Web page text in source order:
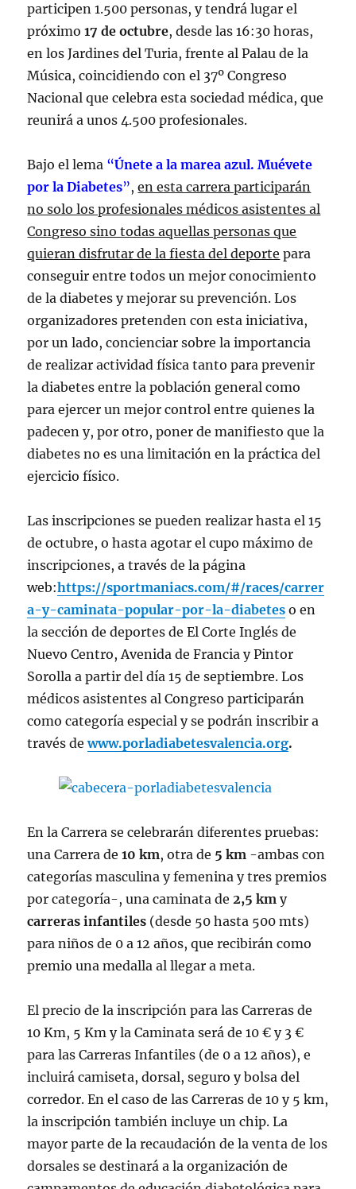
participen 1.500 personas, y tendrá lugar el
próximo17 de octubre, desde las 16:30 horas,
en los Jardines del Turia, frente al Palau de la
Música, coincidiendo con el 37º Congreso
Nacional que celebra esta sociedad médica, que
reunirá a unos 4.500 profesionales.
Bajo el lema “Únete a la marea azul. Muévete
por la Diabetes”,en esta carrera participarán
no solo los profesionales médicos asistentes al
Congreso sino todas aquellas personas que
quieran disfrutar de la fiesta del deporte para
conseguir entre todos un mejor conocimiento
de la diabetes y mejorar su prevención. Los
organizadores pretenden con esta iniciativa,
por un lado, concienciar sobre la importancia
de realizar actividad física tanto para prevenir
la diabetes entre la población general como
para ejercer un mejor control entre quienes la
padecen y, por otro, poner de manifiesto que la
diabetes no es una limitación en la práctica del
ejercicio físico.
Las inscripciones se pueden realizar hasta el 15
de octubre, o hasta agotar el cupo máximo de
inscripciones, a través de la página
web:https://sportmaniacs.com/#/races/carrer
a-y-caminata-popular-por-la-diabetes o en
la sección de deportes de El Corte Inglés de
Nuevo Centro, Avenida de Francia y Pintor
Sorolla a partir del día 15 de septiembre. Los
médicos asistentes al Congreso participarán
como categoría especial y se podrán inscribir a
través dewww.porladiabetesvalencia.org.
En la Carrera se celebrarán diferentes pruebas:
una Carrera de10 km, otra de 5 km -ambas con
categorías masculina y femenina y tres premios
por categoría-, una caminata de2,5 kmy
carreras infantiles (desde 50 hasta 500 mts)
para niños de 0 a 12 años, que recibirán como
premio una medalla al llegar a meta.
El precio de la inscripción para las Carreras de
10 Km, 5 Km y la Caminata será de 10 € y 3 €
para las Carreras Infantiles (de 0 a 12 años), e
incluirá camiseta, dorsal, seguro y bolsa del
corredor. En el caso de las Carreras de 10 y 5 km,
la inscripción también incluye un chip. La
mayor parte de la recaudación de la venta de los
dorsales se destinará a la organización de